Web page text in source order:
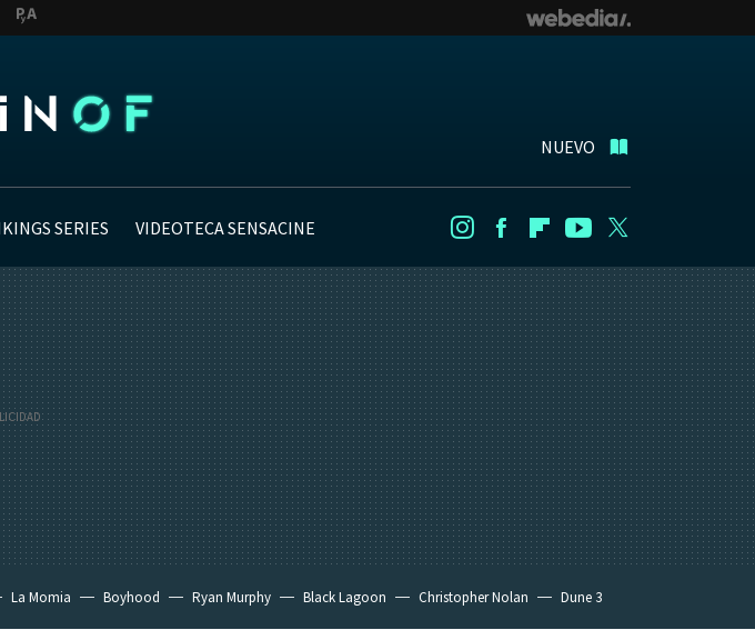
NUEVO
SERIES VIDEOTECA SENSACINE InstagramFacebookFlipboard
Youtube
La Momia Boyhood Ryan Murphy Black Lagoon Christopher Nolan Dune 3